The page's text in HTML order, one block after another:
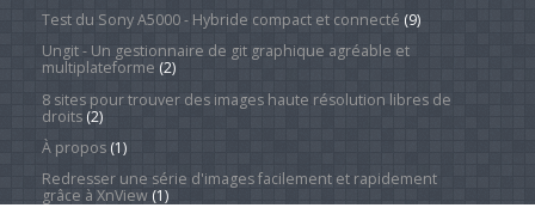
Test du Sony A5000 - Hybride compact et connecté (9)
Ungit - Un gestionnaire de git graphique agréable et
multiplateforme (2)
8 sites pour trouver des images haute résolution libres de
droits(2)
À propos(1)
Redresser une série d'images facilement et rapidement
grâce à XnView(1)